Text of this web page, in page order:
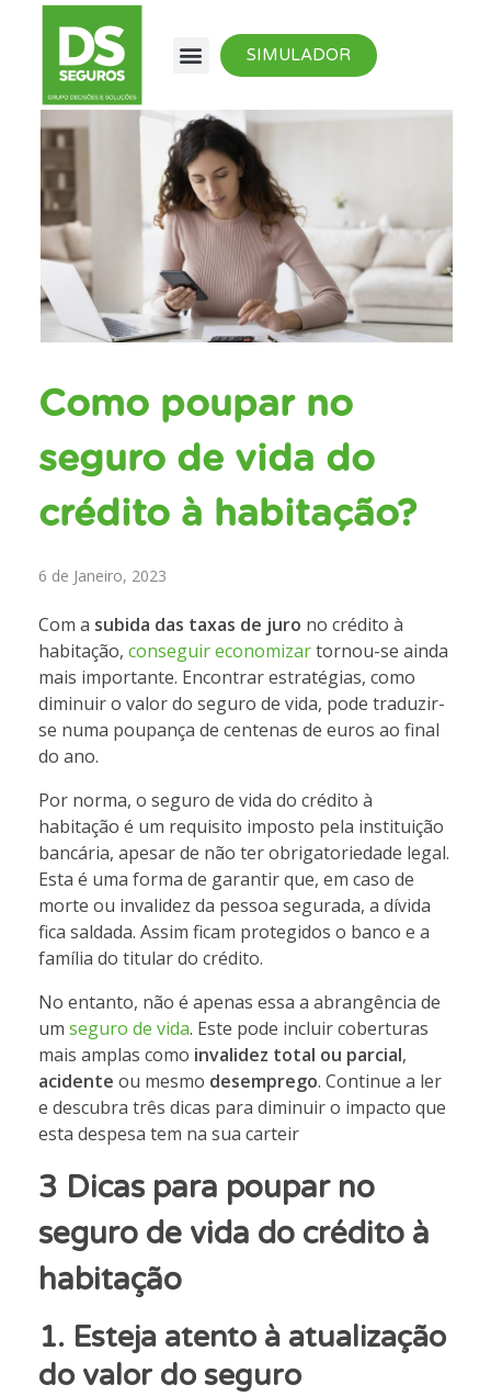
SIMULADOR
Como poupar no
seguro de vida do
crédito à habitação?
6 de Janeiro, 2023
Com a subida das taxas de juro no crédito à
habitação, conseguir economizartornou-se ainda
mais importante. Encontrar estratégias, como
diminuir o valor do seguro de vida, pode traduzir-
se numa poupança de centenas de euros ao final
do ano.
Por norma, o seguro de vida do crédito à
habitação é um requisito imposto pela instituição
bancária, apesar de não ter obrigatoriedade legal.
Esta é uma forma de garantir que, em caso de
morte ou invalidez da pessoa segurada, a dívida
fica saldada. Assim ficam protegidos o banco e a
família do titular do crédito.
No entanto, não é apenas essa a abrangência de
um seguro de vida. Este pode incluir coberturas
mais amplas como invalidez total ou parcial,
acidente ou mesmo desemprego. Continue a ler
e descubra três dicas para diminuir o impacto que
esta despesa tem na sua carteir
3 Dicas para poupar no
seguro de vida do crédito à
habitação
1. Esteja atento à atualização
do valor do seguro